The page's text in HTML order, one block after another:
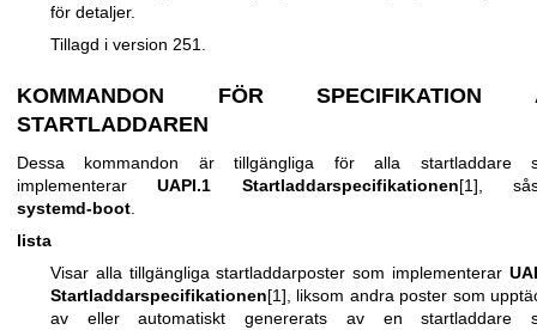
för detaljer.
Tillagd i version 251.
KOMMANDON FÖR SPECIFIKATION
STARTLADDAREN
Dessa kommandon är tillgängliga för alla startladdare
implementerarUAPI.1 Startladdarspecifikationen[1],
systemd-boot
lista
Visar alla tillgängliga startladdarposter som implementerar
Startladdarspecifikationen[1], liksom andra poster som
av eller automatiskt genererats av en startladdare